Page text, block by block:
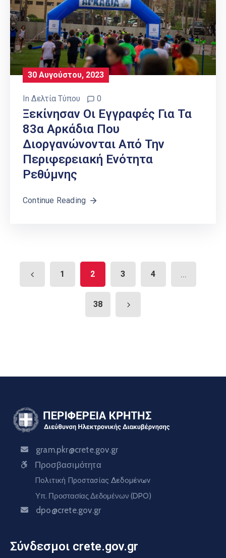
30 Αυγούστου, 2023
In Δελτία Τύπου 0
Ξεκίνησαν Οι Εγγραφές Για Τα
83α Αρκάδια Που
Διοργανώνονται Από Την
Περιφερειακή Ενότητα
Ρεθύμνης
Continue Reading
1 2 3 4 ...
38
gram.pkr@crete.gov.gr
Προσβασιμότητα
Πολιτική Προστασίας Δεδομένων
Υπ. Προστασίας Δεδομένων (DPO)
dpo@crete.gov.gr
Σύνδεσμοι crete.gov.gr